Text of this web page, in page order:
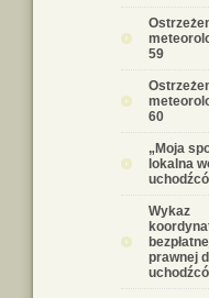
59
60
„Moja
lokalna
Wykaz
prawnej